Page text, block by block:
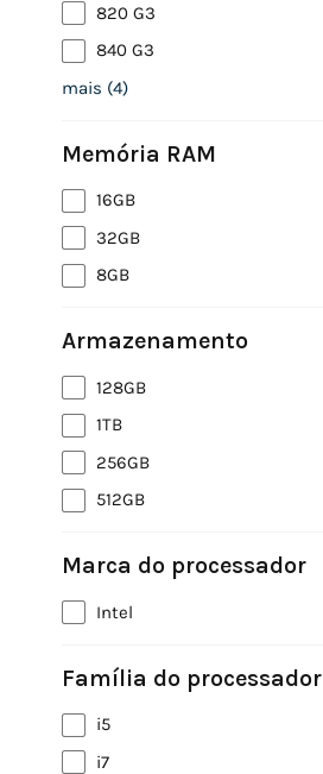
820 G3
840 G3
mais (4)
Memória RAM
16GB
32GB
8GB
Armazenamento
128GB
1TB
256GB
512GB
Marca do processador
Intel
Família do processador
i5
i7